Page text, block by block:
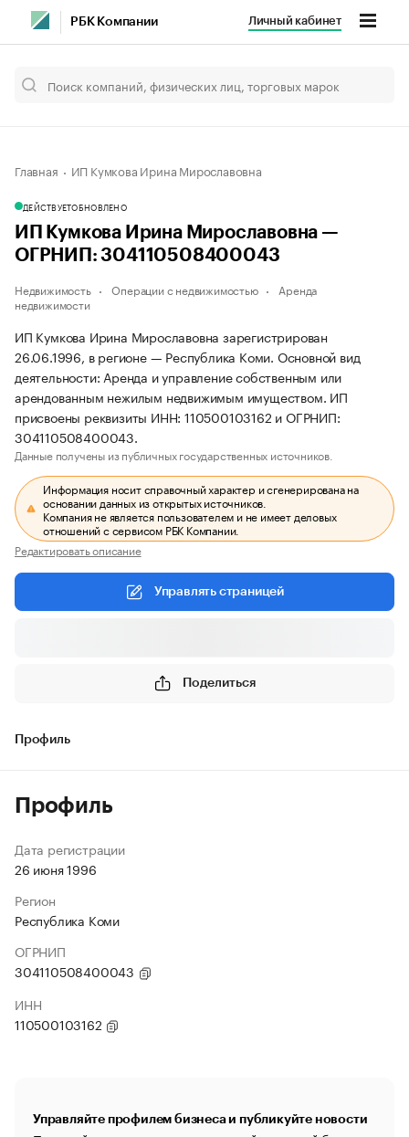
РБК Компании Личный кабинет
Главная ИП Кумкова Ирина Мирославовна
ДЕЙСТВУЕТОБНОВЛЕНО
ИП Кумкова Ирина Мирославовна —
ОГРНИП: 304110508400043
Недвижимость Операции с недвижимостью
Аренда
недвижимости
ИП Кумкова Ирина Мирославовна зарегистрирован
26.06.1996, в регионе — Республика Коми. Основной вид
деятельности: Аренда и управление собственным или
арендованным нежилым недвижимым имуществом. ИП
присвоены реквизиты ИНН: 110500103162 и ОГРНИП:
304110508400043.
Данные получены из публичных государственных источников.
Информация носит справочный характер и сгенерирована на
основании данных из открытых источников.
Компания не является пользователем и не имеет деловых
отношений с сервисом РБК Компании.
Редактировать описание
Управлять страницей
Поделиться
Профиль
Профиль
Дата регистрации
26 июня 1996
Регион
Республика Коми
ОГРНИП
304110508400043
ИНН
110500103162
Управляйте профилем бизнеса и публикуйте новости